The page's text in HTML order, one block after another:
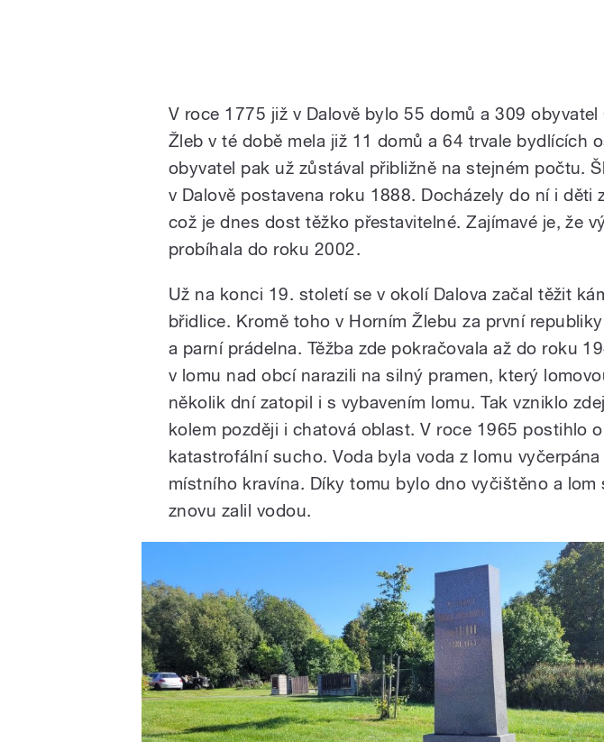
V roce 1775 již v Dalově bylo 55 domů a 309
Žleb v té době mela již 11 domů a 64 trvale bydlících
obyvatel pak už zůstával přibližně na stejném počtu.
v Dalově postavena roku 1888. Docházely do ní i děti
což je dnes dost těžko přestavitelné. Zajímavé je, že
probíhala do roku 2002.
Už na konci 19. století se v okolí Dalova začal těžit
břidlice. Kromě toho v Horním Žlebu za první
a parní prádelna. Těžba zde pokračovala až do roku
v lomu nad obcí narazili na silný pramen, který
několik dní zatopil i s vybavením lomu. Tak vzniklo
kolem později i chatová oblast. V roce 1965 postihlo
katastrofální sucho. Voda byla voda z lomu
místního kravína. Díky tomu bylo dno vyčištěno a lom
znovu zalil vodou.